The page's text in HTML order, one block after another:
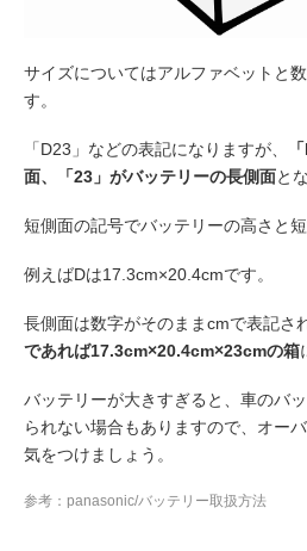
サイズについてはアルファベットと
す。
「D23」などの表記になりますが、
面、「23」がバッテリーの長側面と
短側面の記号でバッテリーの高さと
例えばDは17.3cm×20.4cmです。
長側面は数字がそのままcmで表記さ
であれば17.3cm×20.4cm×23cmの箱
バッテリーが大きすぎると、車のバ
られない場合もありますので、オー
気をつけましょう。
参考：panasonic/バッテリー取扱方法